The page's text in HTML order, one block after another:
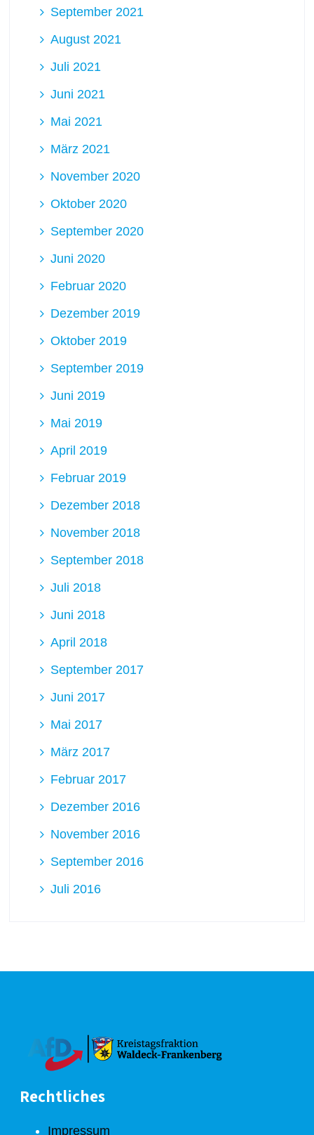
September 2021
August 2021
Juli 2021
Juni 2021
Mai 2021
März 2021
November 2020
Oktober 2020
September 2020
Juni 2020
Februar 2020
Dezember 2019
Oktober 2019
September 2019
Juni 2019
Mai 2019
April 2019
Februar 2019
Dezember 2018
November 2018
September 2018
Juli 2018
Juni 2018
April 2018
September 2017
Juni 2017
Mai 2017
März 2017
Februar 2017
Dezember 2016
November 2016
September 2016
Juli 2016
Rechtliches
Impressum